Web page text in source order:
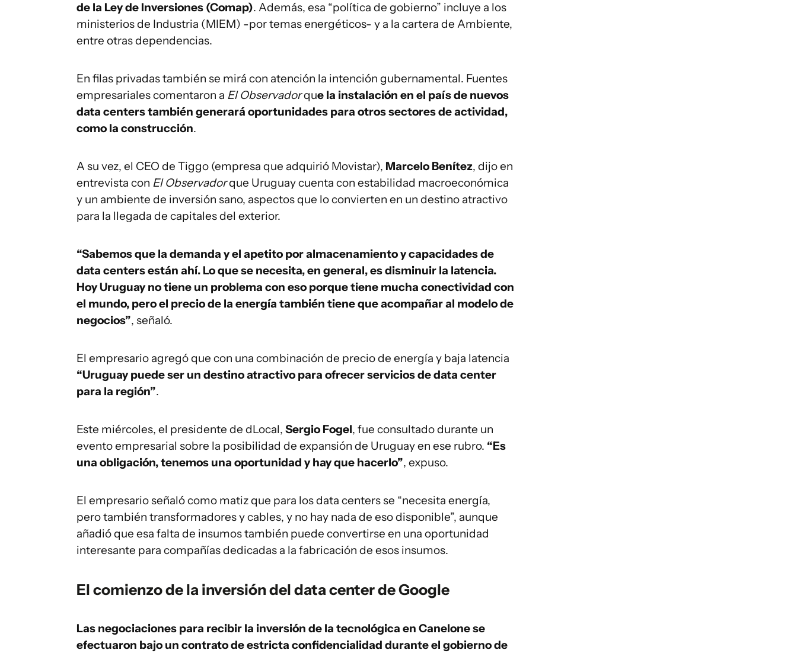
de la Ley de Inversiones (Comap). Además, esa “política de gobierno” incluye a los
ministerios de Industria (MIEM) -por temas energéticos- y a la cartera de Ambiente,
entre otras dependencias.
En filas privadas también se mirá con atención la intención gubernamental. Fuentes
empresariales comentaron a El Observadorque la instalación en el país de nuevos
data centers también generará oportunidades para otros sectores de actividad,
como la construcción.
A su vez, el CEO de Tiggo (empresa que adquirió Movistar), Marcelo Benítez, dijo en
entrevista con El Observadorque Uruguay cuenta con estabilidad macroeconómica
y un ambiente de inversión sano, aspectos que lo convierten en un destino atractivo
para la llegada de capitales del exterior.
“Sabemos que la demanda y el apetito por almacenamiento y capacidades de
data centers están ahí. Lo que se necesita, en general, es disminuir la latencia.
Hoy Uruguay no tiene un problema con eso porque tiene mucha conectividad con
el mundo, pero el precio de la energía también tiene que acompañar al modelo de
negocios”, señaló.
El empresario agregó que con una combinación de precio de energía y baja latencia
“Uruguay puede ser un destino atractivo para ofrecer servicios de data center
para la región”.
Este miércoles, el presidente de dLocal, Sergio Fogel, fue consultado durante un
evento empresarial sobre la posibilidad de expansión de Uruguay en ese rubro. “Es
una obligación, tenemos una oportunidad y hay que hacerlo”, expuso.
El empresario señaló como matiz que para los data centers se “necesita energía,
pero también transformadores y cables, y no hay nada de eso disponible”, aunque
añadió que esa falta de insumos también puede convertirse en una oportunidad
interesante para compañías dedicadas a la fabricación de esos insumos.
El comienzo de la inversión del data center de Google
Las negociaciones para recibir la inversión de la tecnológica en Canelone se
efectuaron bajo un contrato de estricta confidencialidad durante el gobierno de